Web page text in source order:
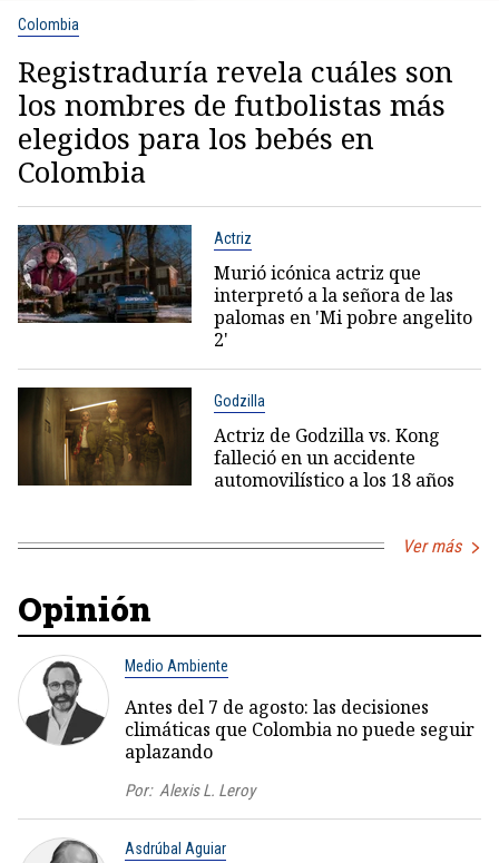
Colombia
Registraduría revela cuáles son
los nombres de futbolistas más
elegidos para los bebés en
Colombia
Actriz
Murió icónica actriz que
interpretó a la señora de las
palomas en 'Mi pobre angelito
2'
Godzilla
Actriz de Godzilla vs. Kong
falleció en un accidente
automovilístico a los 18 años
Ver más
Opinión
Medio Ambiente
Antes del 7 de agosto: las decisiones
climáticas que Colombia no puede seguir
aplazando
Por: Alexis L. Leroy
Asdrúbal Aguiar